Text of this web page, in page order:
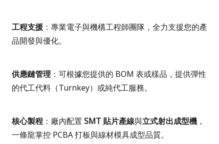
工程支援 ：專業電子與機構工程師團隊，全力支援您的產
品開發與優化。
供應鏈管理 ：可根據您提供的 BOM 表或樣品，提供彈性
的代工代料（Turnkey）或純代工服務。
核心製程 ：廠內配置 SMT 貼片產線與立式射出成型機 ，
一條龍掌控 PCBA打板與線材模具成型品質。